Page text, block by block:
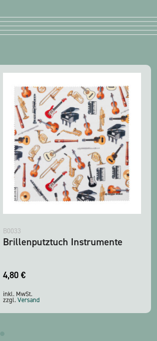
B0033
Brillenputztuch Instrumente
4,80 €
inkl. MwSt.
zzgl.Versand